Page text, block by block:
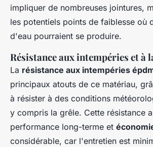
impliquer de nombreuses jointures,
les potentiels points de faiblesse où
d'eau pourraient se produire.
Résistance aux intempéries et à
La résistance aux intempéries
principaux atouts de ce matériau,
à résister à des conditions
y compris la grêle. Cette résistance
performance long-terme et
considérable, car l'entretien est